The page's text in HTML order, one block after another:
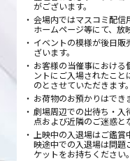
がございます。
会場内ではマスコミ配信
ホームページ等にて、放
イベントの模様が後日販
ざいます。
お客様の当催事におけ
ントにご入場されたこ
のとさせていただきます。
お荷物のお預かりはでき
劇場周辺での出待ち・入
点および近隣のご迷惑と
上映中の入退場はご鑑
映途中での入退場は問題
ケットをお持ちください